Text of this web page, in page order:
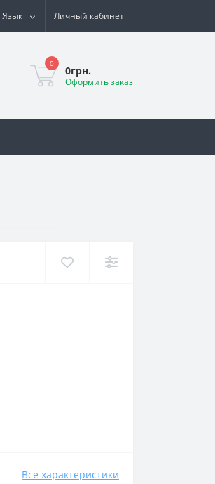
Язык Личный кабинет
0
0грн.
Оформить заказ
Все характеристики